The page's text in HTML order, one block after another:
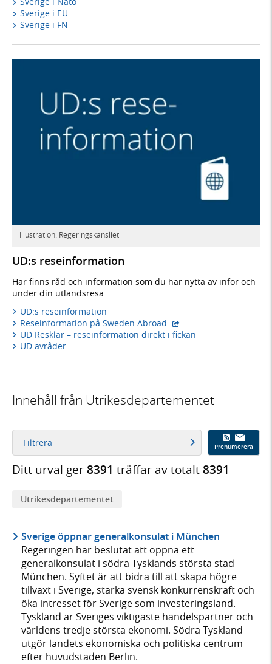
Sverige i EU
Sverige i FN
Illustration: Regeringskansliet
UD:s reseinformation
Här finns råd och information som du har nytta av inför och
under din utlandsresa.
UD:s reseinformation
Reseinformation på Sweden Abroad - extern webbplats,
UD Resklar – reseinformation direkt i fickan
UD avråder
Innehåll från Utrikesdepartementet
Filtrera Prenumerera
Ditt urval ger8391 träffar av totalt8391
Utrikes­­departementet
Sverige öppnar generalkonsulat i München
Regeringen har beslutat att öppna ett
generalkonsulat i södra Tysklands största stad
München. Syftet är att bidra till att skapa högre
tillväxt i Sverige, stärka svensk konkurrenskraft och
öka intresset för Sverige som investeringsland.
Tyskland är Sveriges viktigaste handelspartner och
världens tredje största ekonomi. Södra Tyskland
utgör landets ekonomiska och politiska centrum
efter huvudstaden Berlin.